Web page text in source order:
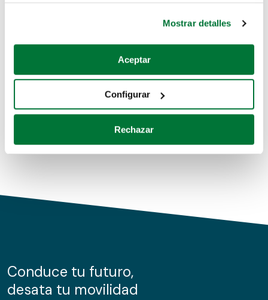
Si lo permite, también quisiéramos:
Recopilar información sobre su ubicación geográfica
Identificar su dispositivo analizándolo activamente
para buscar características específicas (huellas
Obtenga más información sobre cómo se procesan sus
de cookies.
información sobre el uso que haga del sitio web con
nuestros partners de redes sociales, publicidad y análisis
Mostrar detalles
Aceptar
Configurar
Rechazar
Coches de segunda mano
Coches de km0
Conduce tu futuro,
desata tu movilidad